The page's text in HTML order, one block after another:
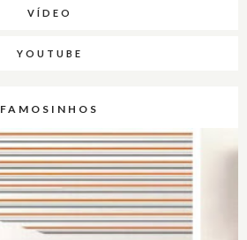
VÍDEO
YOUTUBE
FAMOSINHOS